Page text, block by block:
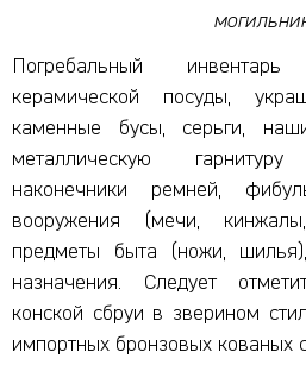
Погребальный
керамической посуды,
каменные бусы, серьги,
металлическую
наконечники ремней,
вооружения (мечи,
предметы быта (ножи,
назначения. Следует
конской сбруи в зверином
импортных бронзовых кованых